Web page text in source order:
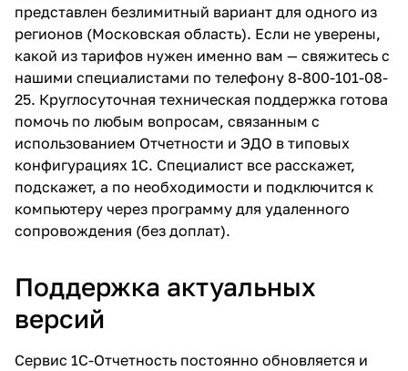
представлен безлимитный вариант для одного из
регионов (Московская область). Если не уверены,
какой из тарифов нужен именно вам — свяжитесь с
нашими специалистами по телефону 8-800-101-08-
25. Круглосуточная техническая поддержка готова
помочь по любым вопросам, связанным с
использованием Отчетности и ЭДО в типовых
конфигурациях 1С. Специалист все расскажет,
подскажет, а по необходимости и подключится к
компьютеру через программу для удаленного
сопровождения (без доплат).
Поддержка актуальных
версий
Сервис 1С-Отчетность постоянно обновляется и